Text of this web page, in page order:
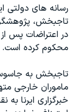
ویدیوها
فرهنگ و زندگی
حقوق شهروندی
اقتصادی
علم و فناوری
اسرائیل در جنگ
بایگانی برنامه‌های
مستندها
انتخابات ریاست
حمله جمهوری
رمز مهسا
ورزش زنان در
یادگیری زبان
دنبال کنید
زبانهای مختلف
رسانه های دولتی
تاجبخش، پژوهشگر
در اعتراضات پس
محکوم کرده است.
تاجبخش به
ماموران خارجی
خبرگزاری ایرنا